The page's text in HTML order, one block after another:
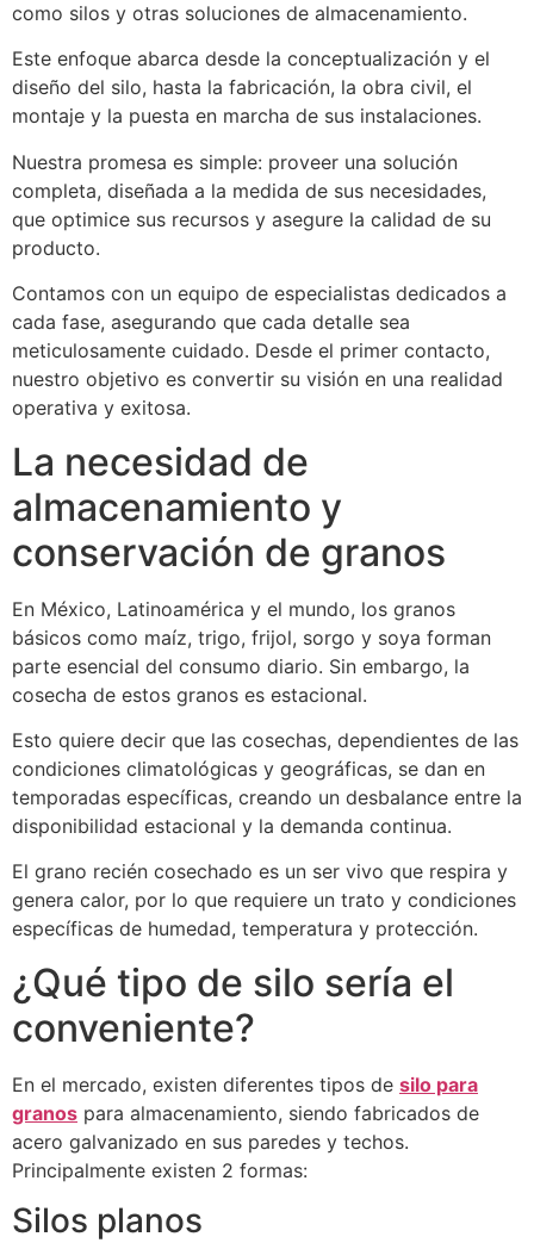
como silos y otras soluciones de almacenamiento.
Este enfoque abarca desde la conceptualización y el
diseño del silo, hasta la fabricación, la obra civil, el
montaje y la puesta en marcha de sus instalaciones.
Nuestra promesa es simple: proveer una solución
completa, diseñada a la medida de sus necesidades,
que optimice sus recursos y asegure la calidad de su
producto.
Contamos con un equipo de especialistas dedicados a
cada fase, asegurando que cada detalle sea
meticulosamente cuidado. Desde el primer contacto,
nuestro objetivo es convertir su visión en una realidad
operativa y exitosa.
La necesidad de
almacenamiento y
conservación de granos
En México, Latinoamérica y el mundo, los granos
básicos como maíz, trigo, frijol, sorgo y soya forman
parte esencial del consumo diario. Sin embargo, la
cosecha de estos granos es estacional.
Esto quiere decir que las cosechas, dependientes de las
condiciones climatológicas y geográficas, se dan en
temporadas específicas, creando un desbalance entre la
disponibilidad estacional y la demanda continua.
El grano recién cosechado es un ser vivo que respira y
genera calor, por lo que requiere un trato y condiciones
específicas de humedad, temperatura y protección.
¿Qué tipo de silo sería el
conveniente?
En el mercado, existen diferentes tipos de silo para
granos para almacenamiento, siendo fabricados de
acero galvanizado en sus paredes y techos.
Principalmente existen 2 formas:
Silos planos